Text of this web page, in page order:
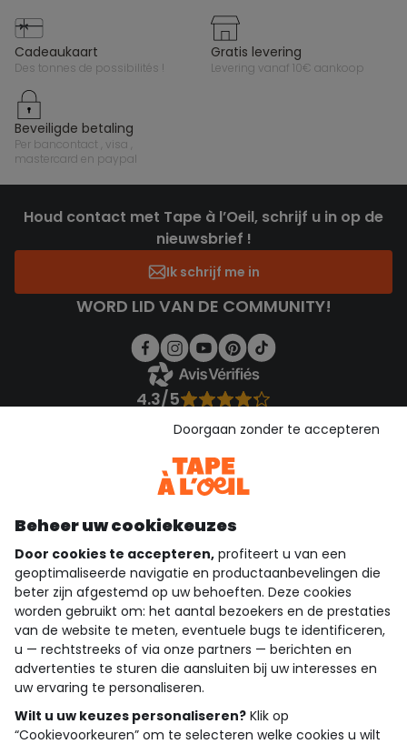
cadeaukaart
des tonnes de possibilités !
gratis levering
levering vanaf 10€ aankoop
beveiligde betaling
per bancontact , visa ,
mastercard en paypal
Houd contact met Tape à l’Oeil, schrijf u in op de
nieuwsbrief !
Ik schrijf me in
WORD LID VAN DE COMMUNITY!
4.3/5
Bekijk de vertrouwensverklaring
Download onze applicatie
Ontdek onze applicatie
wie zijn we?
hulp nodig
loyalty club
onze catalogus
Beheer uw cookiekeuzes
Door cookies te accepteren, profiteert u van een
geoptimaliseerde navigatie en productaanbevelingen die
beter zijn afgestemd op uw behoeften. Deze cookies
worden gebruikt om: het aantal bezoekers en de prestaties
van de website te meten, eventuele bugs te identificeren,
u — rechtstreeks of via onze partners — berichten en
advertenties te sturen die aansluiten bij uw interesses en
uw ervaring te personaliseren.
Wilt u uw keuzes personaliseren? Klik op
“Cookievoorkeuren” om te selecteren welke cookies u wilt
Doorgaan zonder te accepteren